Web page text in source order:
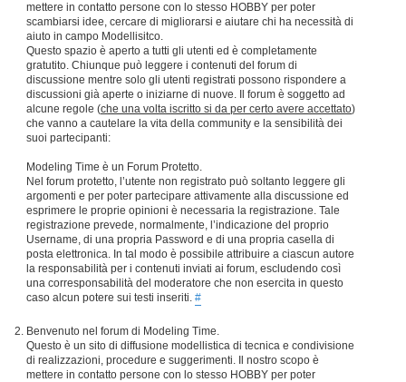
mettere in contatto persone con lo stesso HOBBY per poter
scambiarsi idee, cercare di migliorarsi e aiutare chi ha necessità di
aiuto in campo Modellisitco.
Questo spazio è aperto a tutti gli utenti ed è completamente
gratutito. Chiunque può leggere i contenuti del forum di
discussione mentre solo gli utenti registrati possono rispondere a
discussioni già aperte o iniziarne di nuove. Il forum è soggetto ad
alcune regole (che una volta iscritto si da per certo avere accettato)
che vanno a cautelare la vita della community e la sensibilità dei
suoi partecipanti:
Modeling Time è un Forum Protetto.
Nel forum protetto, l’utente non registrato può soltanto leggere gli
argomenti e per poter partecipare attivamente alla discussione ed
esprimere le proprie opinioni è necessaria la registrazione. Tale
registrazione prevede, normalmente, l’indicazione del proprio
Username, di una propria Password e di una propria casella di
posta elettronica. In tal modo è possibile attribuire a ciascun autore
la responsabilità per i contenuti inviati ai forum, escludendo così
una corresponsabilità del moderatore che non esercita in questo
caso alcun potere sui testi inseriti. #
Benvenuto nel forum di Modeling Time.
Questo è un sito di diffusione modellistica di tecnica e condivisione
di realizzazioni, procedure e suggerimenti. Il nostro scopo è
mettere in contatto persone con lo stesso HOBBY per poter